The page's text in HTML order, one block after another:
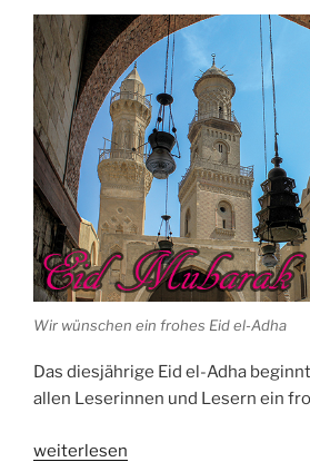
Wir wünschen ein frohes Eid el-Adha
Das diesjährige Eid el-Adha
allen Leserinnen und Lesern ein
„Ägypten
weiterlesen